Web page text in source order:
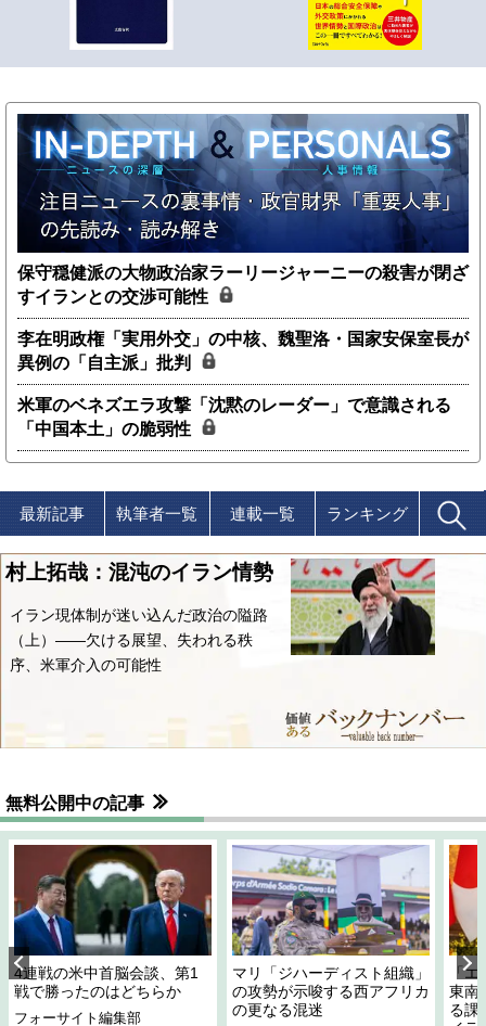
保守穏健派の大物政治家ラーリージャーニーの殺害が閉ざ
すイランとの交渉可能性
李在明政権「実用外交」の中核、魏聖洛・国家安保室長が
異例の「自主派」批判
米軍のベネズエラ攻撃「沈黙のレーダー」で意識される
「中国本土」の脆弱性
最新記事 執筆者一覧 連載一覧 ランキング
村上拓哉：混沌のイラン情勢
イラン現体制が迷い込んだ政治の隘路
（上）――欠ける展望、失われる秩
序、米軍介入の可能性
無料公開中の記事
4連戦の米中首脳会談、第1
戦で勝ったのはどちらか
フォーサイト編集部
マリ「ジハーディスト組織」
の攻勢が示唆する西アフリカ
の更なる混迷
「
東南
る課